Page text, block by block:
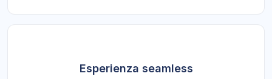
Esperienza seamless